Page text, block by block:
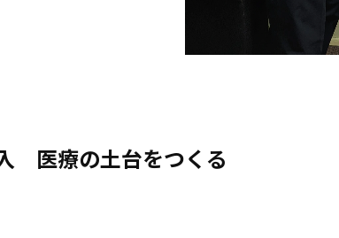
医療の土台をつくる